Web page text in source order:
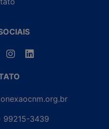
99215-3439